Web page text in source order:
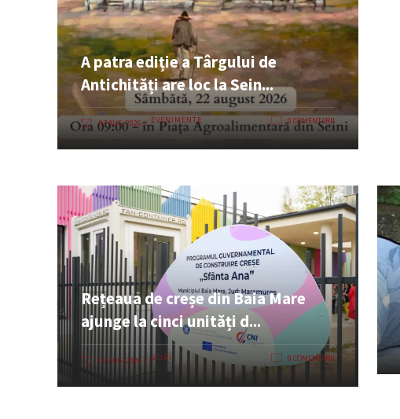
A patra ediție a Târgului de
Antichități are loc la Sein...
07 AUG. 2026 EVENIMENTE 0 COMENTARII
Rețeaua de creșe din Baia Mare
ajunge la cinci unități d...
07 AUG. 2026 ȘTIRI 0 COMENTARII